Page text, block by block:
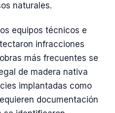
naturales.
equipos técnicos e
infracciones
más frecuentes se
de madera nativa
implantadas como
documentación